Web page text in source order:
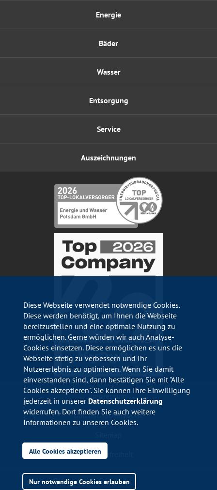
Energie
Wasser
Bäder
Entsorgung
Service
Auszeichnungen
Impressum
Datenschutzhinweise
Barrierefreiheit
Diese Webseite verwendet notwendige Cookies.
Diese werden benötigt, um Ihnen die Webseite
bereitzustellen und eine optimale Nutzung zu
ermöglichen. Gerne würden wir auch Analyse-
Cookies einsetzen. Diese ermöglichen es uns die
Webseite stetig zu verbessern und Ihr
Nutzererlebnis zu optimieren. Wenn Sie damit
einverstanden sind, dann bestätigen Sie mit "Alle
Cookies akzeptieren". Sie können Ihre Einwilligung
jederzeit in unserer Datenschutzerklärung
widerrufen. Dort finden Sie auch weitere
Informationen zu unseren Cookies.
Alle Cookies akzeptieren
Nur notwendige Cookies erlauben